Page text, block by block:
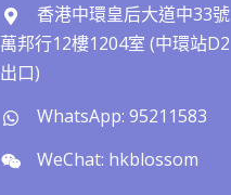
香港中環皇后大道中33號
萬邦行12樓1204室 (中環站D2
出口)
WhatsApp: 95211583
WeChat: hkblossom